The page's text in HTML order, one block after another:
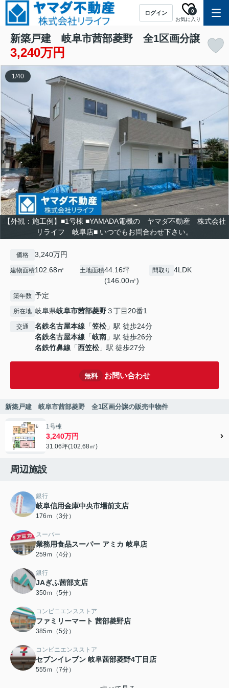
ログイン
お気に入り
0
新築戸建 岐阜市茜部菱野 全1区画分譲
3,240万円
【外観：施工例】■1号棟 ■YAMADA電機の ヤマダ不動産 株式会社
リライフ 岐阜店■ いつでもお問合わせ下さい。
1/40
価格 3,240万円
建物面積102.68㎡ 土地面積44.16坪
(146.00㎡)
間取り 4LDK
築年数 予定
所在地 岐阜県岐阜市茜部菱野３丁目20番1
交通 名鉄名古屋本線 「笠松」駅 徒歩24分
名鉄名古屋本線 「岐南 」駅 徒歩26分
名鉄竹鼻線 「西笠松」駅 徒歩27分
無料 お問い合わせ
新築戸建 岐阜市茜部菱野 全1区画分譲の販売中物件
1号棟
3,240万円
31.06坪(102.68㎡)
周辺施設
銀行
岐阜信用金庫中央市場前支店
176ｍ（3分）
スーパー
業務用食品スーパー アミカ 岐阜店
259ｍ（4分）
銀行
JAぎふ茜部支店
350ｍ（5分）
コンビニエンスストア
ファミリーマート 茜部菱野店
385ｍ（5分）
コンビニエンスストア
セブンイレブン 岐阜茜部菱野4丁目店
555ｍ（7分）